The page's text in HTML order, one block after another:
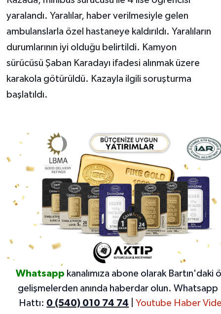
yaralandı. Yaralılar, haber verilmesiyle gelen
ambulanslarla özel hastaneye kaldırıldı. Yaralıların
durumlarının iyi olduğu belirtildi. Kamyon
sürücüsü Şaban Karadayı ifadesi alınmak üzere
karakola götürüldü. Kazayla ilgili soruşturma
başlatıldı.
Whatsapp kanalımıza abone olarak Bartın'daki
gelişmelerden anında haberdar olun. Whatsapp
Hattı: 0 (540) 010 74 74 Youtube Haber